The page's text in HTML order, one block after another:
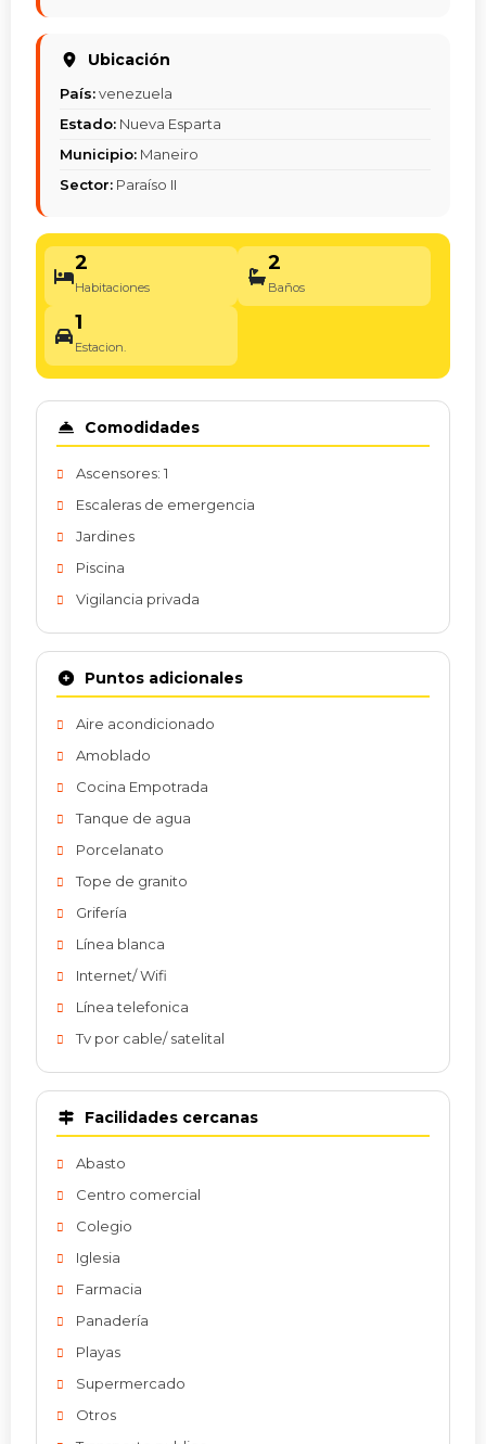
Ubicación
País:venezuela
Estado: Nueva Esparta
Municipio: Maneiro
Sector: Paraíso II
2
Habitaciones
2
Baños
1
Estacion.
Comodidades
Ascensores: 1
Escaleras de emergencia
Jardines
Piscina
Vigilancia privada
Puntos adicionales
Aire acondicionado
Amoblado
Cocina Empotrada
Tanque de agua
Porcelanato
Tope de granito
Grifería
Línea blanca
Internet/ Wifi
Línea telefonica
Tv por cable/ satelital
Facilidades cercanas
Abasto
Centro comercial
Colegio
Iglesia
Farmacia
Panadería
Playas
Supermercado
Otros